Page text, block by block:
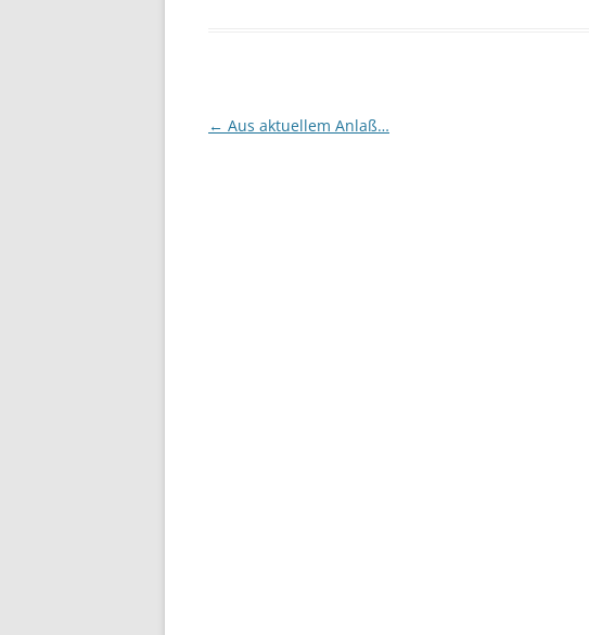
Beitragsnavigation
← Aus aktuellem Anlaß…